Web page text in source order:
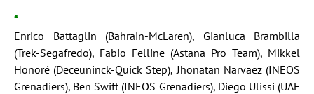
*
Enrico Battaglin (Bahrain-McLaren), Gianluca Brambilla
(Trek-Segafredo), Fabio Felline (Astana Pro Team), Mikkel
Honoré (Deceuninck-Quick Step), Jhonatan Narvaez (INEOS
Grenadiers), Ben Swift (INEOS Grenadiers), Diego Ulissi (UAE